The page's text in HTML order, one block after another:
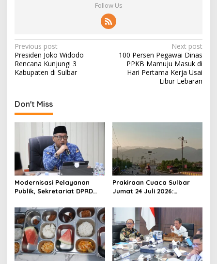
Follow Us
P
o
s
n
a
g
a
t
i
o
n
Previous post
Presiden Joko Widodo
Rencana Kunjungi 3
Kabupaten di Sulbar
Next post
100 Persen Pegawai Dinas
PPKB Mamuju Masuk di
Hari Pertama Kerja Usai
Libur Lebaran
Don't Miss
Modernisasi Pelayanan
Publik, Sekretariat DPRD
Luncurkan Aplikasi SIPAKDE
Prakiraan Cuaca Sulbar
Jumat 24 Juli 2026:
Daerah Pesisir Cerah